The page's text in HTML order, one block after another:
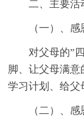
二、主要活
（一）、
对父母的”
脚、让父母满
学习计划、给父
（二）、